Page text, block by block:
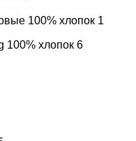
100% хлопок 1
100% хлопок 6